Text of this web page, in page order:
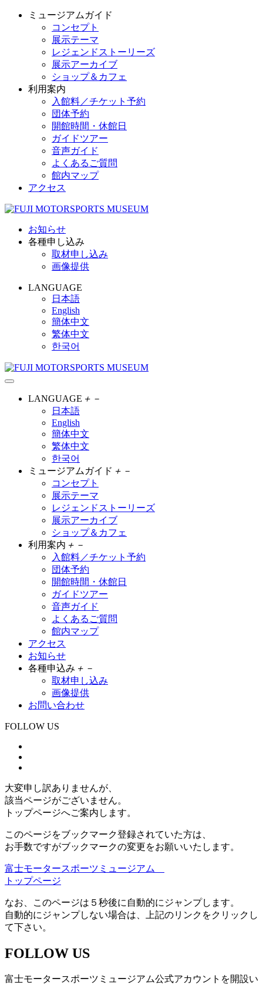
ミュージアムガイド
コンセプト
展示テーマ
レジェンドストーリーズ
展示アーカイブ
ショップ＆カフェ
利用案内
入館料／チケット予約
団体予約
開館時間・休館日
ガイドツアー
音声ガイド
よくあるご質問
館内マップ
アクセス
お知らせ
各種申し込み
取材申し込み
画像提供
LANGUAGE
日本語
English
簡体中文
繁体中文
한국어
LANGUAGE ＋ －
日本語
English
簡体中文
繁体中文
한국어
ミュージアムガイド ＋ －
コンセプト
展示テーマ
レジェンドストーリーズ
展示アーカイブ
ショップ＆カフェ
利用案内 ＋ －
入館料／チケット予約
団体予約
開館時間・休館日
ガイドツアー
音声ガイド
よくあるご質問
館内マップ
アクセス
お知らせ
各種申込み ＋ －
取材申し込み
画像提供
お問い合わせ
FOLLOW US
大変申し訳ありませんが、
該当ページがございません。
トップページへご案内します。
このページをブックマーク登録されていた方は、
お手数ですがブックマークの変更をお願いいたします。
富士モータースポーツミュージアム
トップページ
なお、このページは５秒後に自動的にジャンプします。
自動的にジャンプしない場合は、上記のリンクをクリックし
て下さい。
FOLLOW US
富士モータースポーツミュージアム公式アカウントを開設い